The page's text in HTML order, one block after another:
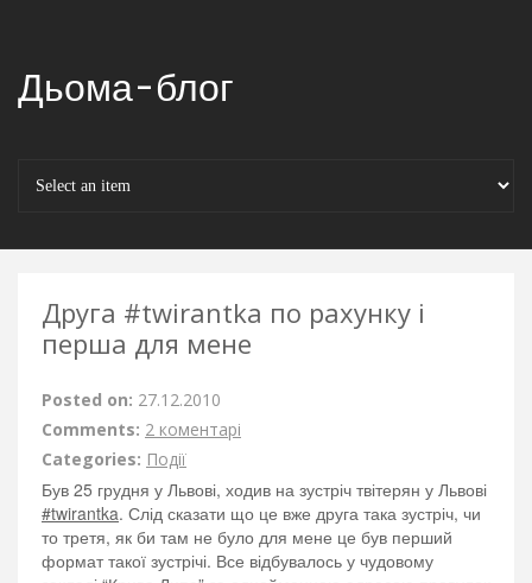
Дьома-блог
Друга #twirantka по рахунку і
перша для мене
Posted on: 27.12.2010
Comments: 2 коментарі
Categories: Події
Був 25 грудня у Львові, ходив на зустріч твітерян у Львові
#twirantka. Слід сказати що це вже друга така зустріч, чи
то третя, як би там не було для мене це був перший
формат такої зустрічі. Все відбувалось у чудовому